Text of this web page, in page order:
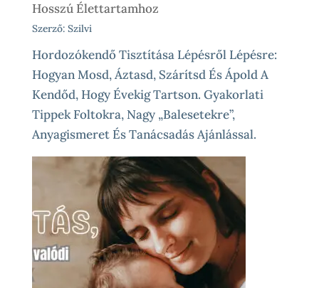
Hosszú Élettartamhoz
Szerző: Szilvi
Hordozókendő Tisztítása Lépésről Lépésre:
Hogyan Mosd, Áztasd, Szárítsd És Ápold A
Kendőd, Hogy Évekig Tartson. Gyakorlati
Tippek Foltokra, Nagy „balesetekre”,
Anyagismeret És Tanácsadás Ajánlással.